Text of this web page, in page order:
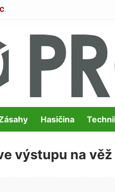
.
Hasičina
výstupu na